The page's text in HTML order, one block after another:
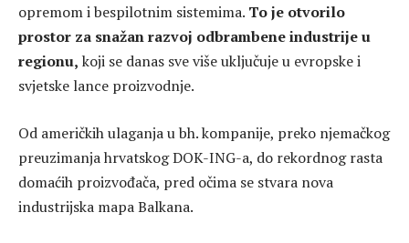
opremom i bespilotnim sistemima. To je otvorilo
prostor za snažan razvoj odbrambene industrije u
regionu, koji se danas sve više uključuje u evropske i
svjetske lance proizvodnje.
Od američkih ulaganja u bh. kompanije, preko njemačkog
preuzimanja hrvatskog DOK-ING-a, do rekordnog rasta
domaćih proizvođača, pred očima se stvara nova
industrijska mapa Balkana.